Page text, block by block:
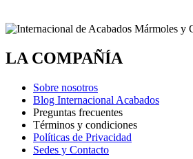
LA COMPAÑÍA
Sobre nosotros
Blog Internacional Acabados
Preguntas frecuentes
Términos y condiciones
Políticas de Privacidad
Sedes y Contacto